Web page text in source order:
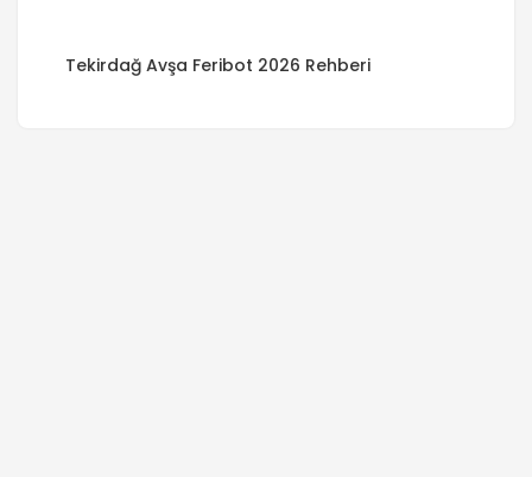
Tekirdağ Avşa Feribot 2026 Rehberi